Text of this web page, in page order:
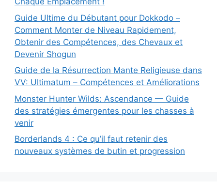
Guide Ultime du Débutant pour Dokkodo –
Comment Monter de Niveau Rapidement,
Obtenir des Compétences, des Chevaux et
Devenir Shogun
Guide de la Résurrection Mante Religieuse dans
VV: Ultimatum – Compétences et Améliorations
Monster Hunter Wilds: Ascendance — Guide
des stratégies émergentes pour les chasses à
venir
Borderlands 4 : Ce qu’il faut retenir des
nouveaux systèmes de butin et progression